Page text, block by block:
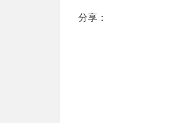
分享：